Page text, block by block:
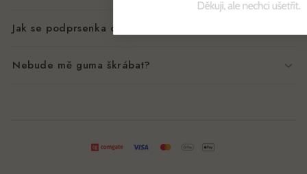
Jak se podprsenka obléká? Přetahuje se přes hlavu?
Nebude mě guma škrábat?